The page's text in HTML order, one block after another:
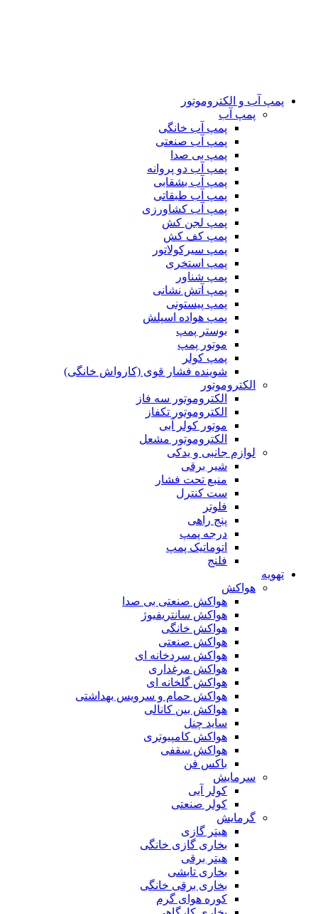
پمپ آب و الکتروموتور
پمپ آب
پمپ آب خانگی
پمپ آب صنعتی
پمپ بی صدا
پمپ آب دو پروانه
پمپ آب بشقابی
پمپ آب طبقاتی
پمپ آب کشاورزی
پمپ لجن کش
پمپ کف کش
پمپ سیرکولاتور
پمپ استخری
پمپ شناور
پمپ آتش نشانی
پمپ پیستونی
پمپ هواده اسپلش
بوستر پمپ
موتور پمپ
پمپ کولر
شوینده فشار قوی (کارواش خانگی)
الکتروموتور
الکتروموتور سه فاز
الکتروموتور تکفاز
موتور کولر آبی
الکتروموتور مشعل
لوازم جانبی و یدکی
شیر برقی
منبع تحت فشار
ست کنترل
فلوتر
پنج راهی
درجه پمپ
اتوماتیک پمپ
فلنج
تهویه
هواکش
هواکش صنعتی بی صدا
هواکش سانتریفیوژ
هواکش خانگی
هواکش صنعتی
هواکش سردخانه ای
هواکش مرغداری
هواکش گلخانه ای
هواکش حمام و سرویس بهداشتی
هواکش بین کانالی
ساید چنل
هواکش کامپیوتری
هواکش سقفی
باکس فن
سرمایش
کولر آبی
کولر صنعتی
گرمایش
هیتر گازی
بخاری گازی خانگی
هیتر برقی
بخاری تابشی
بخاری برقی خانگی
کوره هوای گرم